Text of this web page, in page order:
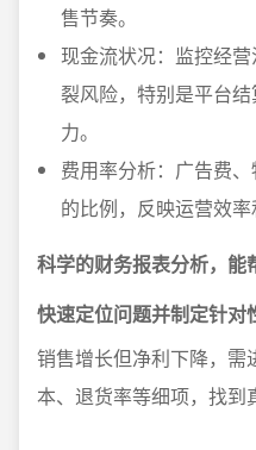
售节奏。
现金流状况：监控经
裂风险，特别是平台
力。
费用率分析：广告费
的比例，反映运营效率
科学的财务报表分析，能
快速定位问题并制定针对
销售增长但净利下降，需
本、退货率等细项，找到